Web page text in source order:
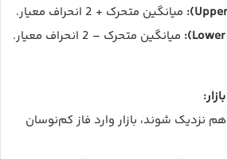
میانگین متحرک + 2 انحراف معیار.
میانگین متحرک – 2 انحراف معیار.
هم نزدیک شوند، بازار وارد فاز کم‌نوسان